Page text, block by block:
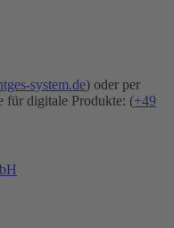
system.de) oder per
für digitale Produkte: (+49